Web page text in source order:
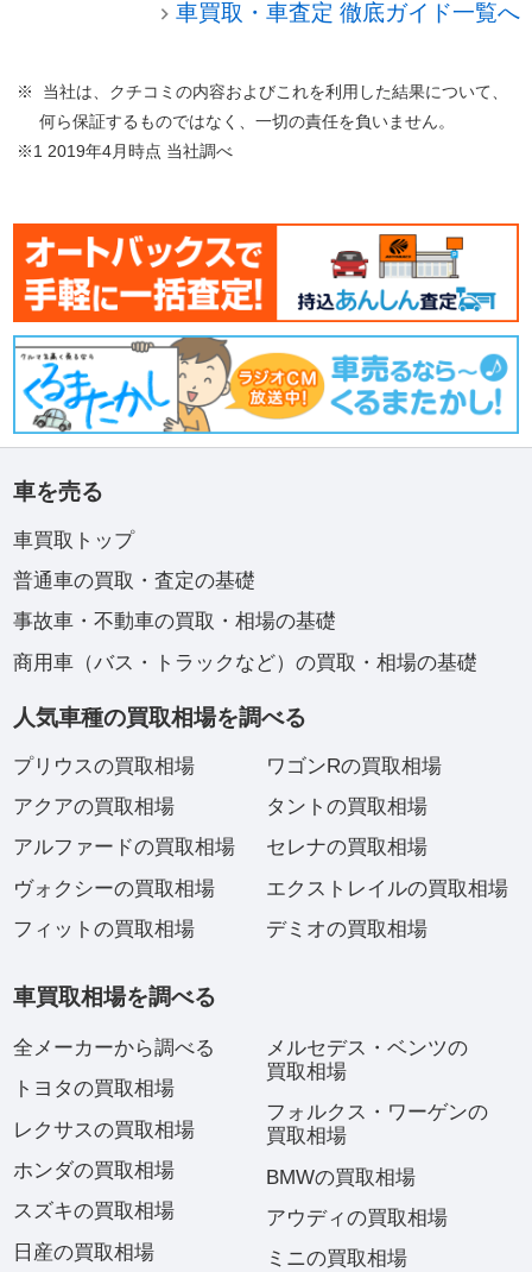
車買取・車査定 徹底ガイド一覧へ
※ 当社は、クチコミの内容およびこれを利用した結果について、
何ら保証するものではなく、一切の責任を負いません。
※1 2019年4月時点 当社調べ
車を売る
車買取トップ
普通車の買取・査定の基礎
事故車・不動車の買取・相場の基礎
商用車（バス・トラックなど）の買取・相場の基礎
人気車種の買取相場を調べる
プリウスの買取相場
アクアの買取相場
アルファードの買取相場
ヴォクシーの買取相場
フィットの買取相場
ワゴンRの買取相場
タントの買取相場
セレナの買取相場
エクストレイルの買取相場
デミオの買取相場
車買取相場を調べる
全メーカーから調べる
トヨタの買取相場
レクサスの買取相場
ホンダの買取相場
スズキの買取相場
日産の買取相場
メルセデス・ベンツの
買取相場
フォルクス・ワーゲンの
買取相場
BMWの買取相場
アウディの買取相場
ミニの買取相場